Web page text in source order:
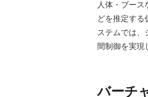
人体・ブー
どを推定す
ステムでは、
間制御を実現
バーチ